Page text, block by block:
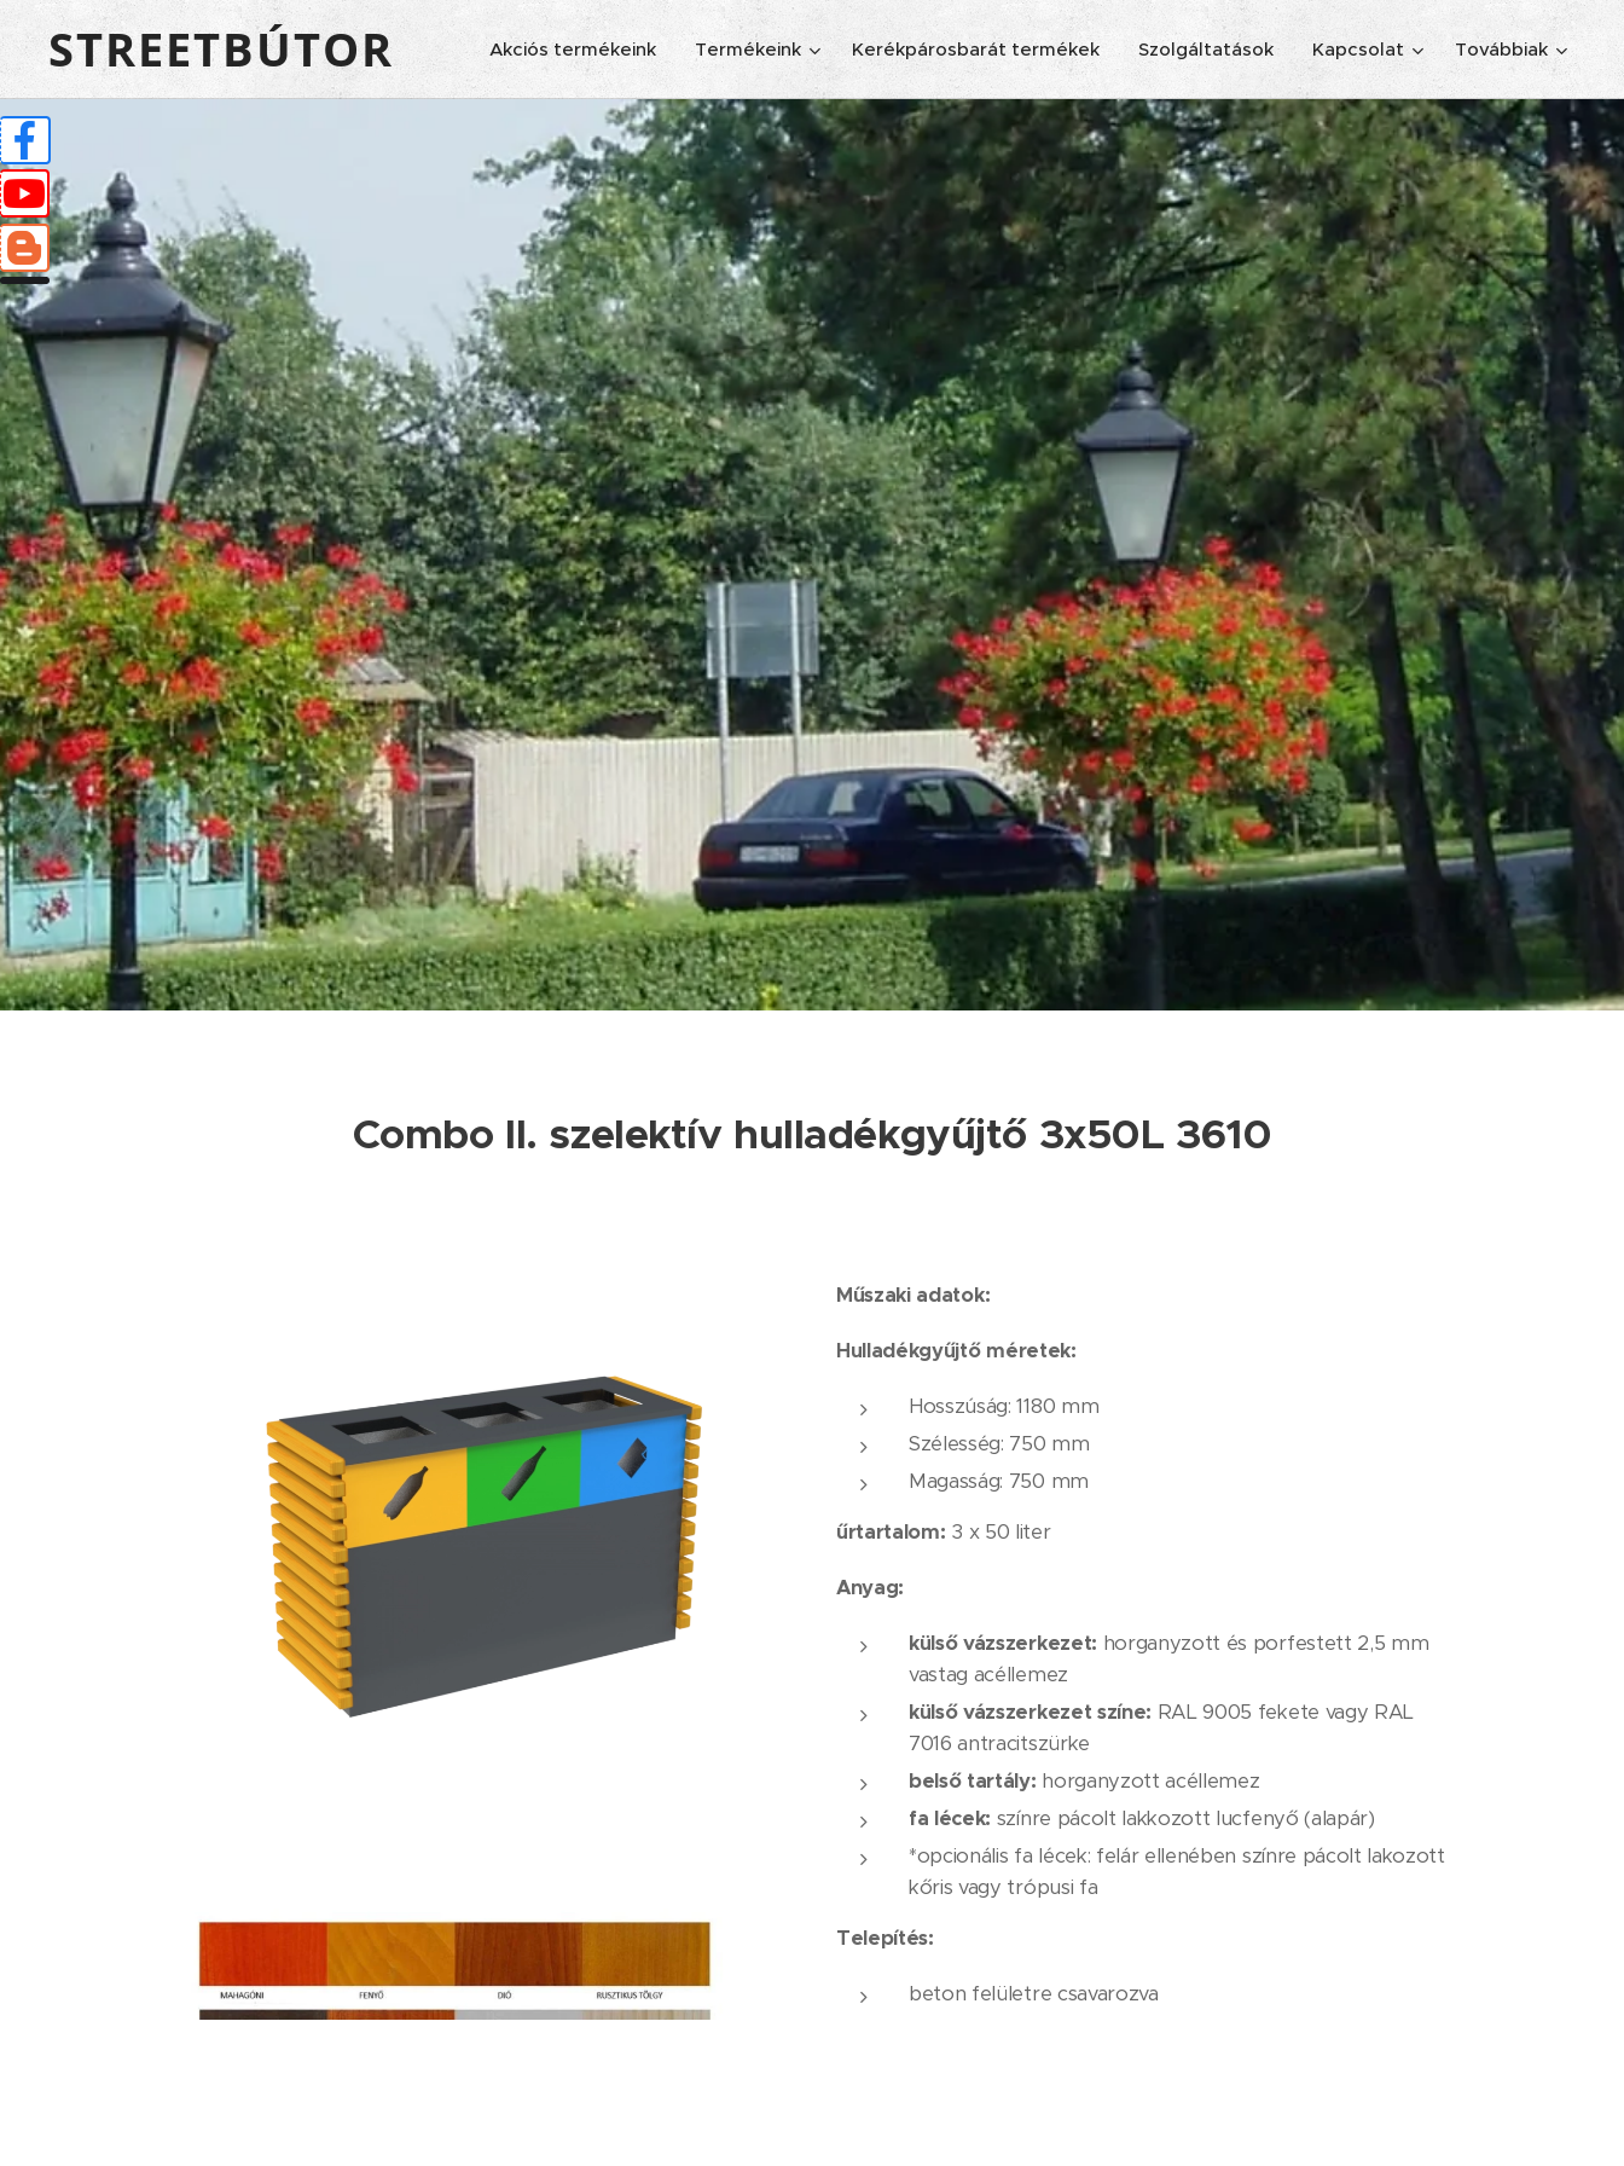
STREETBÚTOR Akciós termékeink Termékeink Kerékpárosbarát termékek Szolgáltatások Kapcsolat Továbbiak
Combo II. szelektív hulladékgyűjtő 3x50L 3610
Műszaki adatok:
Hulladékgyűjtő méretek:
Hosszúság: 1180 mm
Szélesség: 750 ​​mm
Magasság: 750 mm
űrtartalom: 3 x 50 liter
Anyag:
külső vázszerkezet: horganyzott és porfestett 2,5 mm
vastag acéllemez
külső vázszerkezet színe: RAL 9005 fekete vagy RAL
7016 antracitszürke
belső tartály: horganyzott acéllemez
fa lécek: színre pácolt lakkozott lucfenyő (alapár)
*opcionális fa lécek: felár ellenében színre pácolt lakozott
kőris vagy trópusi fa
Telepítés:
beton felületre csavarozva